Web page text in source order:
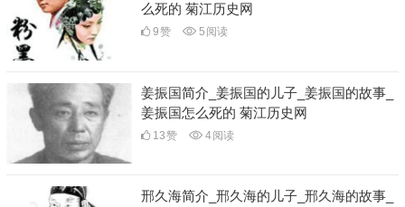
么死的 菊江历史网
9赞 5 阅读
姜振国简介_姜振国的儿子_姜振国的故事_
姜振国怎么死的 菊江历史网
13赞 4阅读
邢久海简介_邢久海的儿子_邢久海的故事_